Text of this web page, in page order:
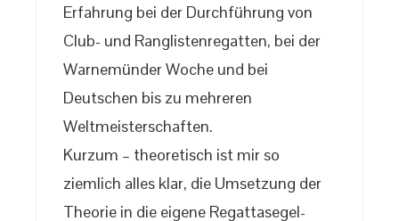
Erfahrung bei der Durchführung von
Club- und Ranglistenregatten, bei der
Warnemünder Woche und bei
Deutschen bis zu mehreren
Weltmeisterschaften.
Kurzum – theoretisch ist mir so
ziemlich alles klar, die Umsetzung der
Theorie in die eigene Regattasegel-